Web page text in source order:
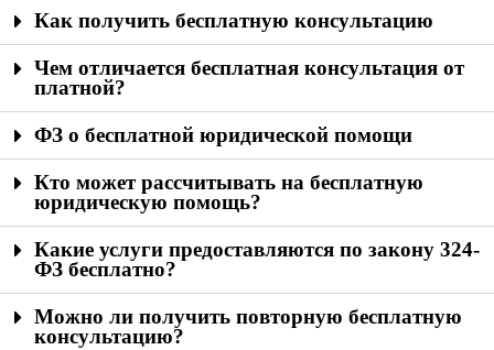
Как получить бесплатную консультацию
Чем отличается бесплатная консультация от
платной?
ФЗ о бесплатной юридической помощи
Кто может рассчитывать на бесплатную
юридическую помощь?
Какие услуги предоставляются по закону 324-
ФЗ бесплатно?
Можно ли получить повторную бесплатную
консультацию?